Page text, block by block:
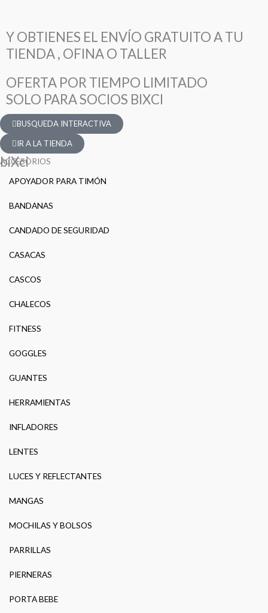
Y OBTIENES EL ENVÍO GRATUITO A TU
TIENDA , OFINA O TALLER
OFERTA POR TIEMPO LIMITADO
SOLO PARA SOCIOS BIXCI
BUSQUEDA INTERACTIVA
IR A LA TIENDA
ACCESORIOS
APOYADOR PARA TIMÓN
BANDANAS
CANDADO DE SEGURIDAD
CASACAS
CASCOS
CHALECOS
FITNESS
GOGGLES
GUANTES
HERRAMIENTAS
INFLADORES
LENTES
LUCES Y REFLECTANTES
MANGAS
MOCHILAS Y BOLSOS
PARRILLAS
PIERNERAS
PORTA BEBE
biXci